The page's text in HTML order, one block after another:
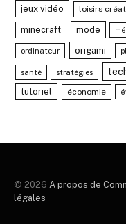
jeux vidéo loisirs
minecraft mode
ordinateur origami
santé stratégies
tutoriel économie
© 2026 A propos de
légales